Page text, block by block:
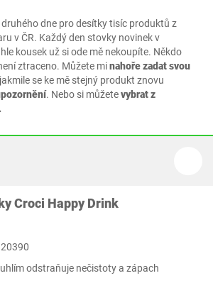
druhého dne pro desítky tisíc produktů z
v ČR. Každý den stovky novinek v
kousek už si ode mě nekoupíte. Někdo
ztraceno. Můžete minahoře zadat svou
se ke mě stejný produkt znovu
. Nebo si můžetevybrat z
Croci Happy Drink
odstraňuje nečistoty a zápach